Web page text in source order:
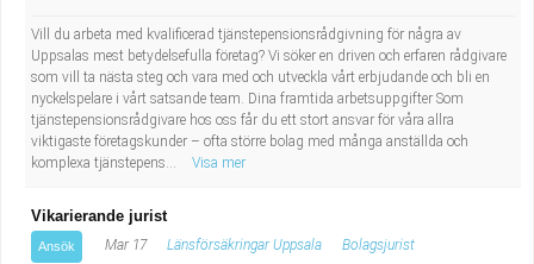
Säkerhetsarbete
Tekniskt arbete
Informatör/Kommunikatör
Brevbärare
Kock, storhushåll
Vill du arbeta med kvalificerad tjänstepensionsrådgivning för några av
Uppsalas mest betydelsefulla företag? Vi söker en driven och erfaren rådgivare
som vill ta nästa steg och vara med och utveckla vårt erbjudande och bli en
nyckelspelare i vårt satsande team. Dina framtida arbetsuppgifter Som
tjänstepensionsrådgivare hos oss får du ett stort ansvar för våra allra
viktigaste företagskunder – ofta större bolag med många anställda och
komplexa tjänstepens...
Visa mer
Vikarierande jurist
Ansök Mar 17 Länsförsäkringar Uppsala Bolagsjurist